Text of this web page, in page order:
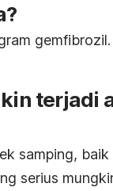
gemfibrozil.
terjadi
samping, baik
serius